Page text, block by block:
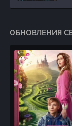
ОБНОВЛЕНИЯ